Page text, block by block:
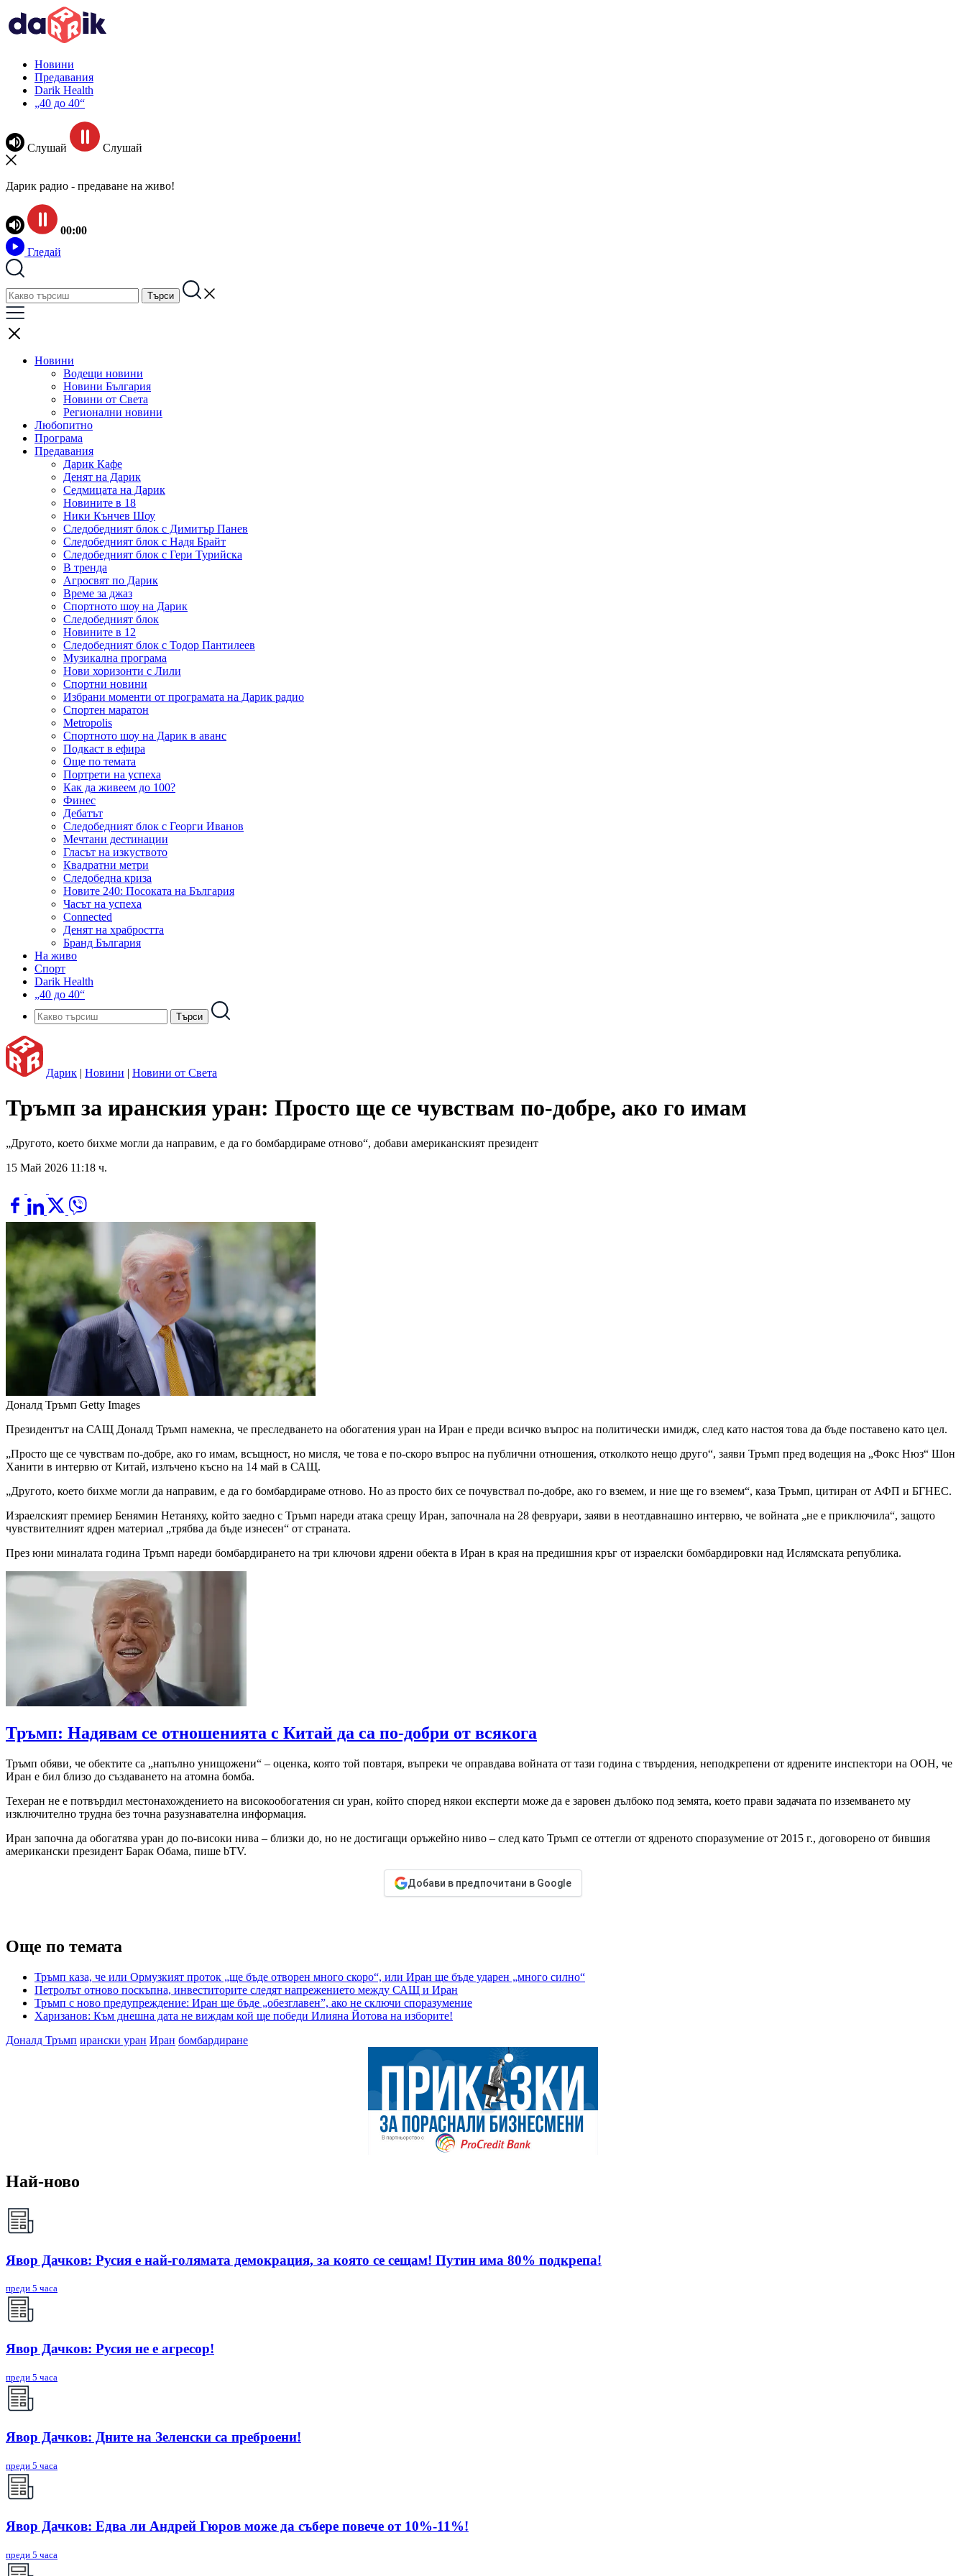
Новини
Предавания
Darik Health
„40 до 40“
Слушай Слушай
Дарик радио - предаване на живо!
00:00
Гледай
Новини
Водещи новини
Новини България
Новини от Света
Регионални новини
Любопитно
Програма
Предавания
Дарик Кафе
Денят на Дарик
Седмицата на Дарик
Новините в 18
Ники Кънчев Шоу
Следобедният блок с Димитър Панев
Следобедният блок с Надя Брайт
Следобедният блок с Гери Турийска
В тренда
Агросвят по Дарик
Време за джаз
Спортното шоу на Дарик
Следобедният блок
Новините в 12
Следобедният блок с Тодор Пантилеев
Музикална програма
Нови хоризонти с Лили
Спортни новини
Избрани моменти от програмата на Дарик радио
Спортен маратон
Metropolis
Спортното шоу на Дарик в аванс
Подкаст в ефира
Още по темата
Портрети на успеха
Как да живеем до 100?
Финес
Дебатът
Следобедният блок с Георги Иванов
Мечтани дестинации
Гласът на изкуството
Квадратни метри
Следобедна криза
Новите 240: Посоката на България
Часът на успеха
Connected
Денят на храбростта
Бранд България
На живо
Спорт
Darik Health
„40 до 40“
Дарик | Новини | Новини от Света
Тръмп за иранския уран: Просто ще се чувствам по-добре, ако го имам
„Другото, което бихме могли да направим, е да го бомбардираме отново“, добави американският президент
15 Май 2026 11:18 ч.
Доналд Тръмп Getty Images
Президентът на САЩ Доналд Тръмп намекна, че преследването на обогатения уран на Иран е преди всичко въпрос на политически имидж, след като настоя това да бъде поставено като цел.
„Просто ще се чувствам по-добре, ако го имам, всъщност, но мисля, че това е по-скоро въпрос на публични отношения, отколкото нещо друго“, заяви Тръмп пред водещия на „Фокс Нюз“ Шон
Ханити в интервю от Китай, излъчено късно на 14 май в САЩ.
„Другото, което бихме могли да направим, е да го бомбардираме отново. Но аз просто бих се почувствал по-добре, ако го вземем, и ние ще го вземем“, каза Тръмп, цитиран от АФП и БГНЕС.
Израелският премиер Бенямин Нетаняху, който заедно с Тръмп нареди атака срещу Иран, започнала на 28 февруари, заяви в неотдавнашно интервю, че войната „не е приключила“, защото
чувствителният ядрен материал „трябва да бъде изнесен“ от страната.
През юни миналата година Тръмп нареди бомбардирането на три ключови ядрени обекта в Иран в края на предишния кръг от израелски бомбардировки над Ислямската република.
Тръмп: Надявам се отношенията с Китай да са по-добри от всякога
Тръмп обяви, че обектите са „напълно унищожени“ – оценка, която той повтаря, въпреки че оправдава войната от тази година с твърдения, неподкрепени от ядрените инспектори на ООН, че
Иран е бил близо до създаването на атомна бомба.
Техеран не е потвърдил местонахождението на високообогатения си уран, който според някои експерти може да е заровен дълбоко под земята, което прави задачата по изземването му
изключително трудна без точна разузнавателна информация.
Иран започна да обогатява уран до по-високи нива – близки до, но не достигащи оръжейно ниво – след като Тръмп се оттегли от ядреното споразумение от 2015 г., договорено от бившия
американски президент Барак Обама, пише bTV.
Добави в предпочитани в Google
Още по темата
Тръмп каза, че или Ормузкият проток „ще бъде отворен много скоро“, или Иран ще бъде ударен „много силно“
Петролът отново поскъпна, инвеститорите следят напрежението между САЩ и Иран
Тръмп с ново предупреждение: Иран ще бъде „обезглавен”, ако не сключи споразумение
Харизанов: Към днешна дата не виждам кой ще победи Илияна Йотова на изборите!
Доналд Тръмп ирански уран Иран бомбардиране
Най-ново
Явор Дачков: Русия е най-голямата демокрация, за която се сещам! Путин има 80% подкрепа!
преди 5 часа
Явор Дачков: Русия не е агресор!
преди 5 часа
Явор Дачков: Дните на Зеленски са преброени!
преди 5 часа
Явор Дачков: Едва ли Андрей Гюров може да събере повече от 10%-11%!
преди 5 часа